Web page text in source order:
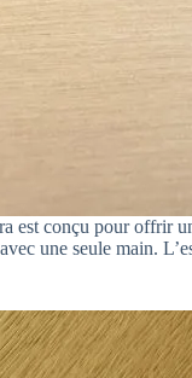
est conçu pour offrir
une seule main.